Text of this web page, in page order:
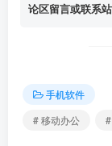
论区留言或联系站
手机软件
# 移动办公